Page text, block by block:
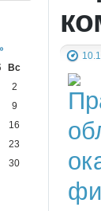
Вс
2
9
16
23
30